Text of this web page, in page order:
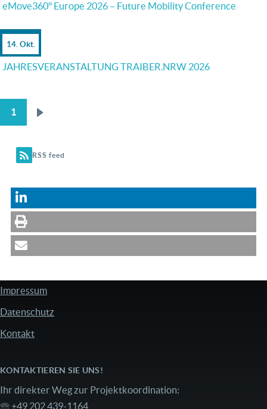
eMove360° Europe 2026 – Future Mobility Conference
14. Okt.
JAHRESVERANSTALTUNG TRAIBER.NRW 2026
1
RSS feed
FUSSZEILE
Impressum
Datenschutz
Kontakt
KONTAKTIEREN SIE UNS!
Ihr direkter Weg zur Projektkoordination:
🕾 +49 202 439-1164